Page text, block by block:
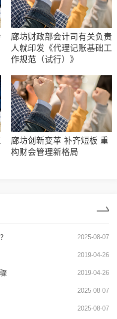
廊坊财政部会计司有关负责
人就印发《代理记账基础工
作规范（试行）》
廊坊创新变革 补齐短板 重
构财会管理新格局
2025-08-07
2019-04-26
2019-04-26
2025-08-07
2025-08-07